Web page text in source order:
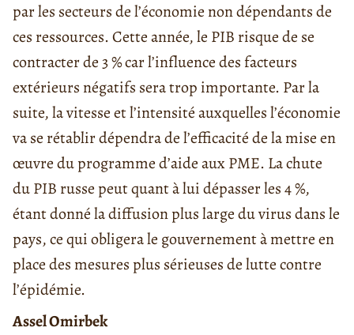
par les secteurs de l’économie non dépendants de
ces ressources. Cette année, le PIB risque de se
contracter de 3 % car l’influence des facteurs
extérieurs négatifs sera trop importante. Par la
suite, la vitesse et l’intensité auxquelles l’économie
va se rétablir dépendra de l’efficacité de la mise en
œuvre du programme d’aide aux PME. La chute
du PIB russe peut quant à lui dépasser les 4 %,
étant donné la diffusion plus large du virus dans le
pays, ce qui obligera le gouvernement à mettre en
place des mesures plus sérieuses de lutte contre
l’épidémie.
Assel Omirbek